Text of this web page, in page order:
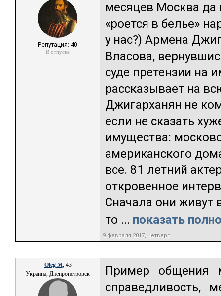
Репутация: 40
В отпуске
месяцев Москва да
«роется в белье»
у нас?) Армена
Власова,
суде претензии на
рассказывает на
Джигарханян не
если не сказать
имущества:
американского
все. 81 летний
откровенное
Сначала они живут
то ... показать
9 февраля 2017, четверг
Oleg M, 43
Украина, Днепропетровск
Пример общения
справедливость,